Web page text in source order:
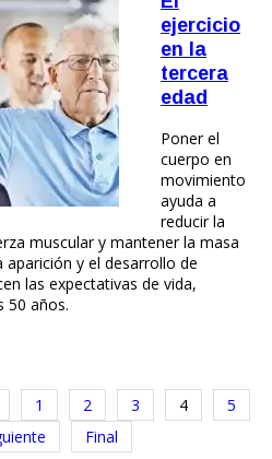
ejercicio
en la
tercera
edad
Poner el
cuerpo en
movimiento
ayuda a
reducir la
muscular y mantener la masa
y el desarrollo de
las expectativas de vida,
50 años.
1 2 3 4
5
Final